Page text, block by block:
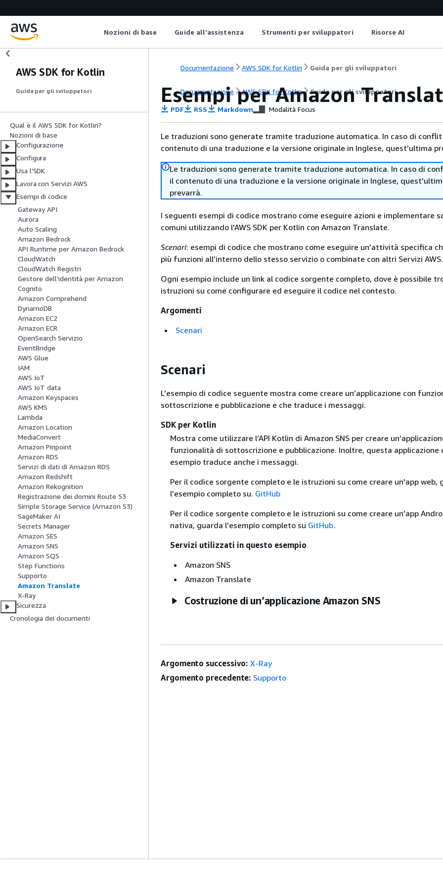
Nozioni di base Guide all'assistenza Strumenti per sviluppatori Risorse AI
AWS SDK for Kotlin
Guida per gli sviluppatori
Qual è il AWS SDK for Kotlin?
Nozioni di base
Configurazione
Configura
Usa l'SDK
Lavora con Servizi AWS
Esempi di codice
Gateway API
Aurora
Auto Scaling
Amazon Bedrock
API Runtime per Amazon Bedrock
CloudWatch
CloudWatch Registri
Gestore dell’identità per Amazon
Cognito
Amazon Comprehend
DynamoDB
Amazon EC2
Amazon ECR
OpenSearch Servizio
EventBridge
AWS Glue
IAM
AWS IoT
AWS IoT data
Amazon Keyspaces
AWS KMS
Lambda
Amazon Location
MediaConvert
Amazon Pinpoint
Amazon RDS
Servizi di dati di Amazon RDS
Amazon Redshift
Amazon Rekognition
Registrazione dei domini Route 53
Simple Storage Service (Amazon S3)
SageMaker AI
Secrets Manager
Amazon SES
Amazon SNS
Amazon SQS
Step Functions
Supporto
Amazon Translate
X-Ray
Sicurezza
Cronologia dei documenti
Documentazione AWS SDK for Kotlin Guida per gli sviluppatori
Documentazione AWS SDK for Kotlin Guida per gli sviluppatori
Esempi per Amazon
PDF RSS Markdown Modalità Focus
Le traduzioni sono generate tramite traduzione automatica. In caso di
contenuto di una traduzione e la versione originale in Inglese, quest'ultima
Le traduzioni sono generate tramite traduzione automatica. In caso di
il contenuto di una traduzione e la versione originale in Inglese,
prevarrà.
I seguenti esempi di codice mostrano come eseguire azioni e implementare
comuni utilizzando l'AWS SDK per Kotlin con Amazon Translate.
Scenari: esempi di codice che mostrano come eseguire un’attività specifica
più funzioni all’interno dello stesso servizio o combinate con altri Servizi AWS.
Ogni esempio include un link al codice sorgente completo, dove è possibile
istruzioni su come configurare ed eseguire il codice nel contesto.
Argomenti
Scenari
Scenari
L’esempio di codice seguente mostra come creare un’applicazione con
sottoscrizione e pubblicazione e che traduce i messaggi.
SDK per Kotlin
Mostra come utilizzare l’API Kotlin di Amazon SNS per creare
funzionalità di sottoscrizione e pubblicazione. Inoltre, questa applicazione
esempio traduce anche i messaggi.
Per il codice sorgente completo e le istruzioni su come creare un'app web,
l'esempio completo su. GitHub
Per il codice sorgente completo e le istruzioni su come creare un'app
nativa, guarda l'esempio completo su GitHub.
Servizi utilizzati in questo esempio
Amazon SNS
Amazon Translate
Costruzione di un’applicazione Amazon SNS
Argomento successivo: X-Ray
Argomento precedente: Supporto